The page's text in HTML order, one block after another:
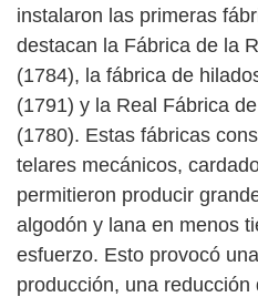
instalaron las primeras
destacan la Fábrica de la
(1784), la fábrica de
(1791) y la Real Fábrica
(1780). Estas fábricas
telares mecánicos,
permitieron producir
algodón y lana en menos
esfuerzo. Esto provocó
producción, una reducción